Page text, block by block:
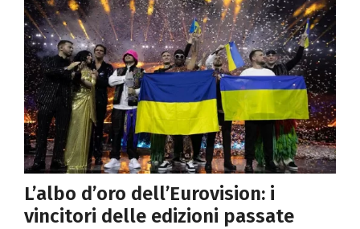
L’albo d’oro dell’Eurovision: i
vincitori delle edizioni passate